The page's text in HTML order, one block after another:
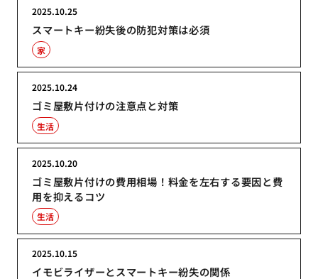
スマートキー紛失後の防犯対策は必須
2025.10.25
家
ゴミ屋敷片付けの注意点と対策
2025.10.24
生活
ゴミ屋敷片付けの費用相場！料金を左右する要因と費
用を抑えるコツ
2025.10.20
生活
イモビライザーとスマートキー紛失の関係
2025.10.15